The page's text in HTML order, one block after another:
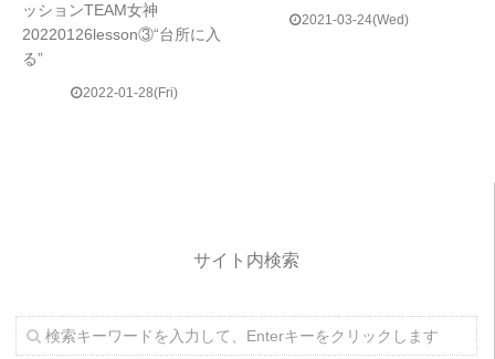
ッションTEAM女神
20220126lesson③“台所に入
る”
2022-01-28(Fri)
2021-03-24(Wed)
サイト内検索